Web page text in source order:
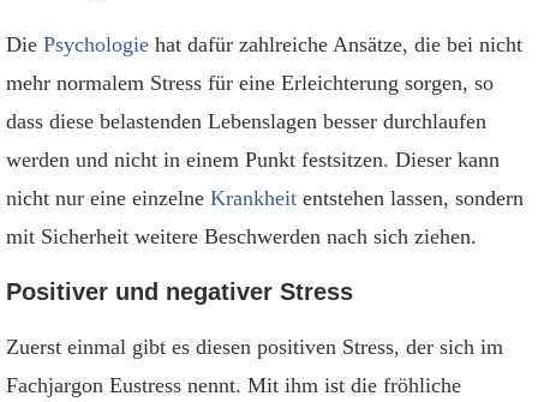
Die Psychologie hat dafür zahlreiche Ansätze, die bei nicht
mehr normalem Stress für eine Erleichterung sorgen, so
dass diese belastenden Lebenslagen besser durchlaufen
werden und nicht in einem Punkt festsitzen. Dieser kann
nicht nur eine einzelne Krankheit entstehen lassen, sondern
mit Sicherheit weitere Beschwerden nach sich ziehen.
Positiver und negativer Stress
Zuerst einmal gibt es diesen positiven Stress, der sich im
Fachjargon Eustress nennt. Mit ihm ist die fröhliche